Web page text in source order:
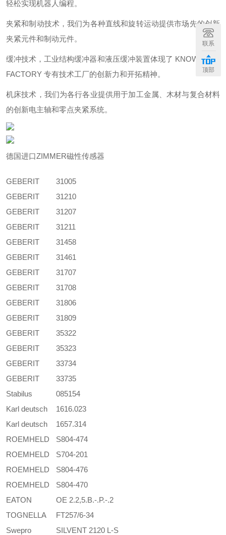
轻松实现机器人编程。
夹紧和制动技术，我们为各种直线和旋转运动提供市场先的创新
夹紧元件和制动元件。
缓冲技术，工业结构缓冲器和液压缓冲装置体现了 KNOW-HOW
FACTORY 专有技术工厂的创新力和开拓精神。
机床技术，我们为各行各业提供用于加工金属、木材与复合材料
的创新电主轴和零点夹紧系统。
德国进口ZIMMER磁性传感器
GEBERIT
31005
GEBERIT
31210
GEBERIT
31207
GEBERIT
31211
GEBERIT
31458
GEBERIT
31461
GEBERIT
31707
GEBERIT
31708
GEBERIT
31806
GEBERIT
31809
GEBERIT
35322
GEBERIT
35323
GEBERIT
33734
GEBERIT
33735
Stabilus
085154
Karl deutsch
1616.023
Karl deutsch
1657.314
ROEMHELD
S804-474
ROEMHELD
S704-201
ROEMHELD
S804-476
ROEMHELD
S804-470
EATON
OE 2.2,5.B.-.P.-.2
TOGNELLA
FT257/6-34
Swepro
SILVENT 2120 L-S
联系
顶部